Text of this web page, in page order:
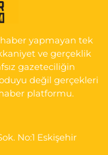
yapmayan tek
ve gerçeklik
gazeteciliğin
değil gerçekleri
platformu.
No:1 Eskişehir